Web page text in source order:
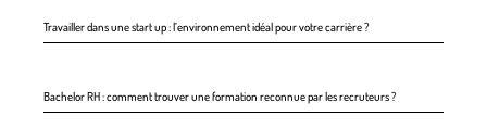
Travailler dans une start up : l’environnement idéal pour votre carrière ?
Bachelor RH : comment trouver une formation reconnue par les recruteurs ?